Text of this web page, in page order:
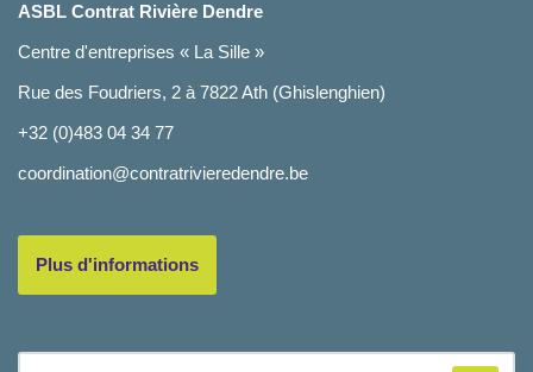
ASBL Contrat Rivière Dendre
Centre d'entreprises « La Sille »
Rue des Foudriers, 2 à 7822 Ath (Ghislenghien)
+32 (0)483 04 34 77
coordination@contratrivieredendre.be
Plus d'informations